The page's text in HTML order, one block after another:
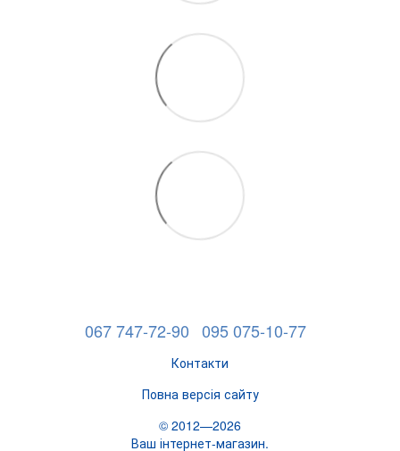
067 747-72-90 095 075-10-77
Контакти
Повна версія сайту
© 2012—2026
Ваш інтернет-магазин.